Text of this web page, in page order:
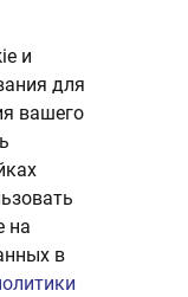
и
для
вашего
на
в